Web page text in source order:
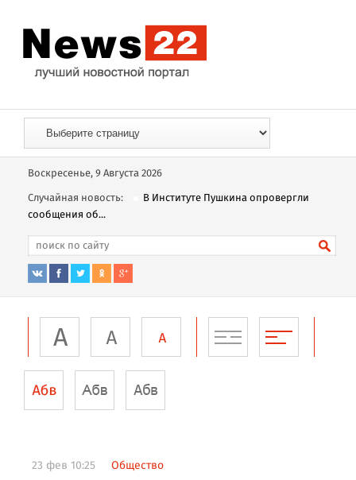
Воскресенье, 9 Августа 2026
Случайная новость:
В Институте Пушкина опровергли
сообщения об...
23 фев 10:25 Общество